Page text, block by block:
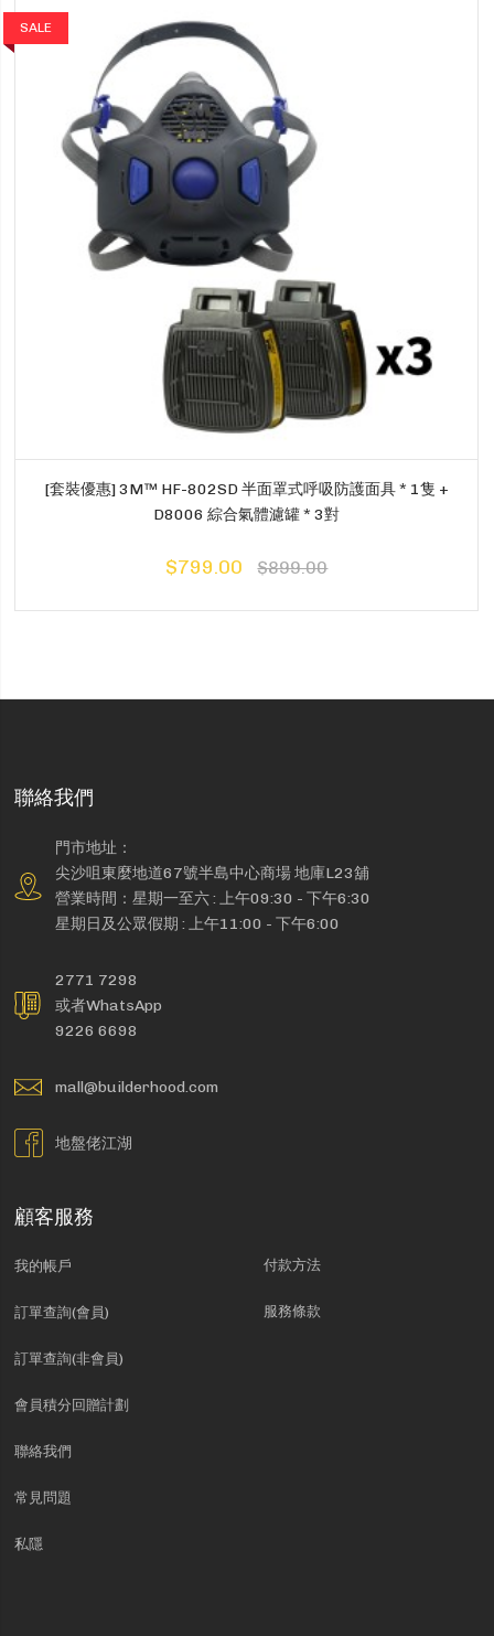
SALE
[套裝優惠] 3M™ HF-802SD 半面罩式呼吸防護面具 * 1隻 +
D8006 綜合氣體濾罐 * 3對
$799.00 $899.00
聯絡我們
門市地址：
尖沙咀東麼地道67號半島中心商場 地庫L23舖
營業時間：星期一至六 : 上午09:30 - 下午6:30
星期日及公眾假期 : 上午11:00 - 下午6:00
2771 7298
或者WhatsApp
9226 6698
mall@builderhood.com
地盤佬江湖
顧客服務
我的帳戶
訂單查詢(會員)
訂單查詢(非會員)
會員積分回贈計劃
聯絡我們
常見問題
私隱
付款方法
服務條款